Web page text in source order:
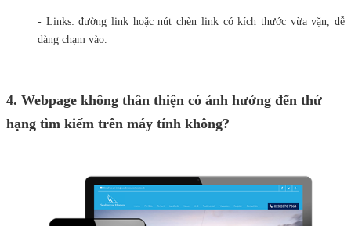
- Links: đường link hoặc nút chèn link có kích thước vừa vặn, dễ
dàng chạm vào.
4. Webpage không thân thiện có ảnh hưởng đến thứ
hạng tìm kiếm trên máy tính không?